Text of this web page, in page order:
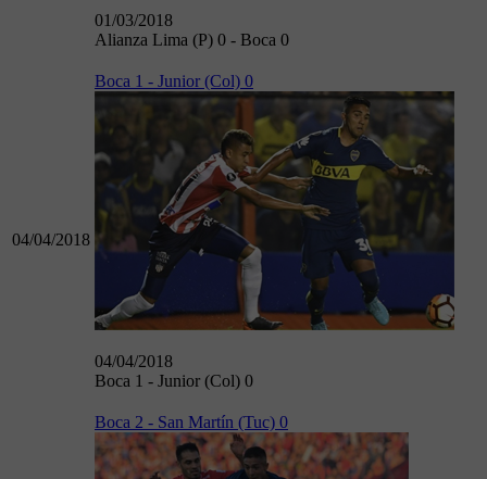
01/03/2018
Alianza Lima (P) 0 - Boca 0
04/04/2018
Boca 1 - Junior (Col) 0
04/04/2018
Boca 1 - Junior (Col) 0
Boca 2 - San Martín (Tuc) 0